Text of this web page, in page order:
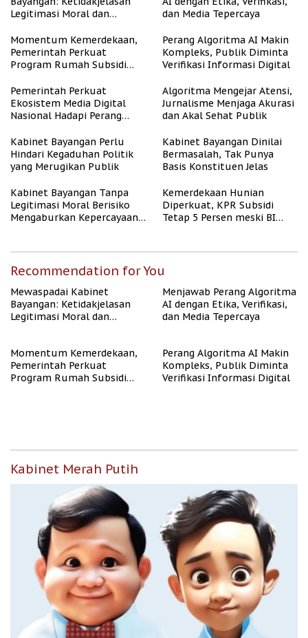
Legitimasi Moral dan
dan Media Tepercaya
Momentum Kemerdekaan,
Pemerintah Perkuat
Program Rumah Subsidi
Berpenghasilan Rendah
Perang Algoritma AI Makin
Kompleks, Publik Diminta
Verifikasi Informasi Digital
Pemerintah Perkuat
Ekosistem Media Digital
Nasional Hadapi Perang
Algoritma Mengejar Atensi,
Jurnalisme Menjaga Akurasi
dan Akal Sehat Publik
Kabinet Bayangan Perlu
Hindari Kegaduhan Politik
yang Merugikan Publik
Kabinet Bayangan Dinilai
Bermasalah, Tak Punya
Basis Konstituen Jelas
Kabinet Bayangan Tanpa
Legitimasi Moral Berisiko
Mengaburkan Kepercayaan
Kemerdekaan Hunian
Diperkuat, KPR Subsidi
Tetap 5 Persen meski BI
Recommendation for You
Mewaspadai Kabinet
Bayangan: Ketidakjelasan
Legitimasi Moral dan
Menjawab Perang Algoritma
AI dengan Etika, Verifikasi,
dan Media Tepercaya
Momentum Kemerdekaan,
Pemerintah Perkuat
Program Rumah Subsidi
Perang Algoritma AI Makin
Kompleks, Publik Diminta
Verifikasi Informasi Digital
Kabinet Merah Putih